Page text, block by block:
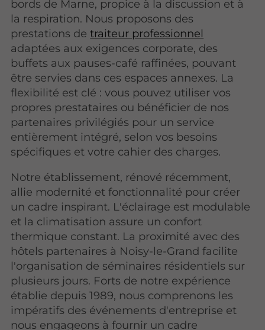
bords de Marne, propice à la discussion et à
la respiration. Nous proposons des
prestations detraiteur professionnel
adaptées aux exigences corporate, des
buffets aux pauses-café raffinées, pouvant
être servies dans ces espaces annexes. La
flexibilité est clé : vous pouvez utiliser vos
propres prestataires ou bénéficier de nos
partenaires privilégiés pour un service
entièrement intégré, selon vos besoins
spécifiques et votre cahier des charges.
Notre établissement, rénové récemment,
allie modernité et fonctionnalité pour créer
un cadre inspirant. L'éclairage est modulable
et la climatisation assure un confort
thermique constant. La proximité avec des
hôtels partenaires à Noisy-le-Grand facilite
l'organisation de séminaires résidentiels sur
plusieurs jours. Forts de notre expérience
établie depuis 1989, nous comprenons les
impératifs des événements d'entreprise et
nous engageons à fournir un cadre